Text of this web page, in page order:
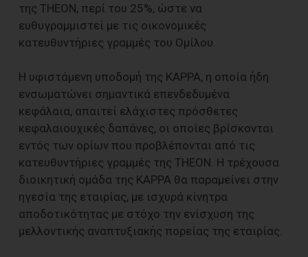
της THEON, περί του 25%, ώστε να
ευθυγραμμιστεί με τις οικονομικές
κατευθυντήριες γραμμές του Ομίλου.
Η υφιστάμενη υποδομή της KAPPA, η οποία ήδη
ενσωματώνει σημαντικά επενδεδυμένα
κεφάλαια, απαιτεί ελάχιστες πρόσθετες
κεφαλαιουχικές δαπάνες, οι οποίες βρίσκονται
εντός των ορίων που προβλέπονται από τις
κατευθυντήριες γραμμές της THEON. Η τρέχουσα
διοικητική ομάδα της KAPPA θα παραμείνει στην
ηγεσία της εταιρίας, με ισχυρά κίνητρα
αποδοτικότητας με στόχο την ενίσχυση της
μελλοντικής αναπτυξιακής πορείας της εταιρίας.